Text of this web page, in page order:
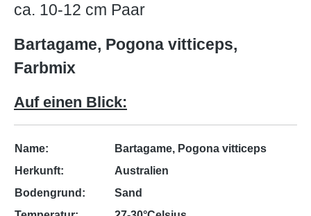
ca. 10-12 cm Paar
Bartagame, Pogona vitticeps,
Farbmix
Auf einen Blick:
Name:
Bartagame, Pogona vitticeps
Herkunft:
Australien
Bodengrund:
Sand